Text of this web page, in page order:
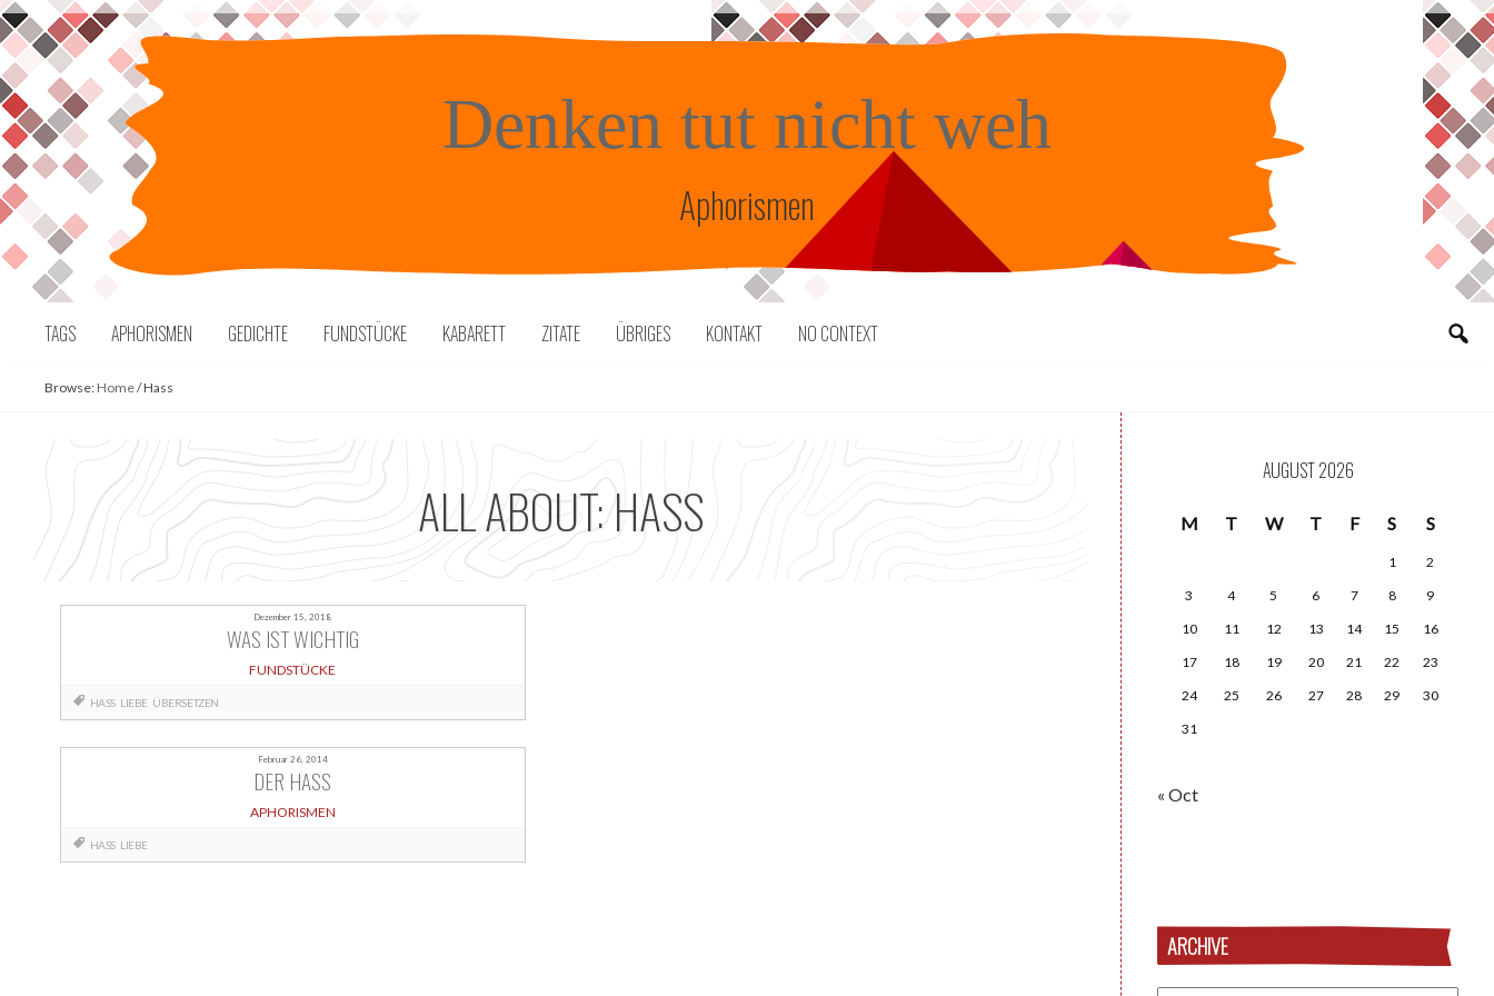
Skip
to
content
Denken tut nicht weh
Aphorismen
TAGS APHORISMEN GEDICHTE FUNDSTÜCKE KABARETT ZITATE ÜBRIGES KONTAKT NO CONTEXT
Browse: Home/Hass
ALL ABOUT: HASS
Dezember 15, 2018
WAS IST WICHTIG
FUNDSTÜCKE
HASS LIEBE ÜBERSETZEN
Februar 26, 2014
DER HASS
APHORISMEN
HASS LIEBE
AUGUST 2026
M T W T F S S
1
2
3
4 5 6 7 8
9
10
11 12 13 14 15
16
17
18 19 20 21 22
23
24
25 26 27 28 29
30
31
« Oct
ARCHIVE